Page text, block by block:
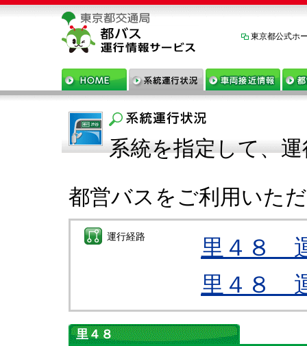
東京都公式ホ
系統を指定して、
都営バスをご利用いた
運行経路
里４８
里４８
里４８